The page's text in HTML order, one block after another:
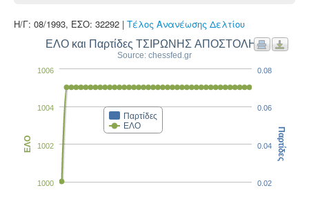
Η/Γ: 08/1993, ΕΣΟ: 32292 | Τέλος Ανανέωσης Δελτίου
ΕΛΟ και Παρτίδες ΤΣΙΡΩΝΗΣ ΑΠΟΣΤΟΛΗΣ
Source: chessfed.gr
Παρτίδες
ΕΛΟ
1000
1002
1004
1006
ΕΛΟ
0.02
0.04
0.06
0.08
Παρτίδες